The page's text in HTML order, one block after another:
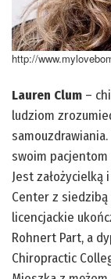
http://
Lauren Clum –
ludziom
swoim pacjentom
Jest
Center z
licencjackie
Rohnert Part, a
Chiropractic